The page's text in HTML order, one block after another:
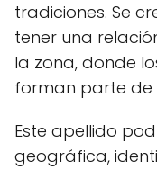
tradiciones. Se
tener una
la zona, donde
forman parte de
Este apellido
geográfica,